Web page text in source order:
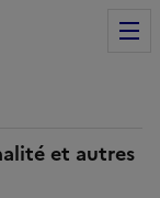
et autres